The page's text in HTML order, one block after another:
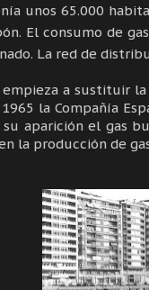
unos 65.000
El consumo de
La red de
empieza a sustituir
la Compañía
su aparición el gas
la producción de